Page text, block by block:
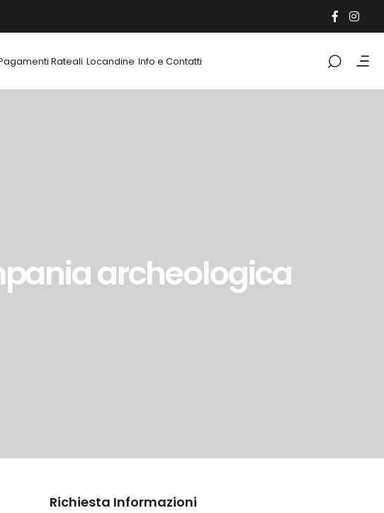
Rateali Locandine Info e Contatti
archeologica
Richiesta Informazioni